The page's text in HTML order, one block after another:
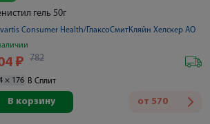
гель 50г
Consumer Health/ГлаксоСмитКляйн Хелскер АО
₽ 782
× 176 В Сплит
от 570
В корзину